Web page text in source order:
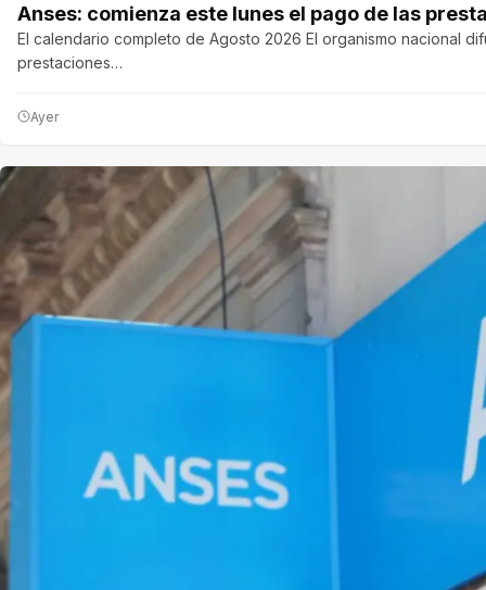
Anses: comienza este lunes el pago de las
El calendario completo de Agosto 2026 El organismo nacional
prestaciones…
Ayer